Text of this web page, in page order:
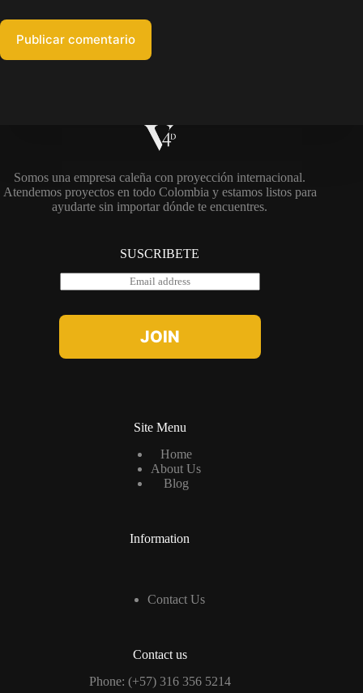
Publicar comentario
Somos una empresa caleña con proyección internacional.
Atendemos proyectos en todo Colombia y estamos listos para
ayudarte sin importar dónde te encuentres.
SUSCRIBETE
m
i
JOIN
Site Menu
Home
About Us
Blog
Information
Contact Us
Contact us
Phone: (+57) 316 356 5214